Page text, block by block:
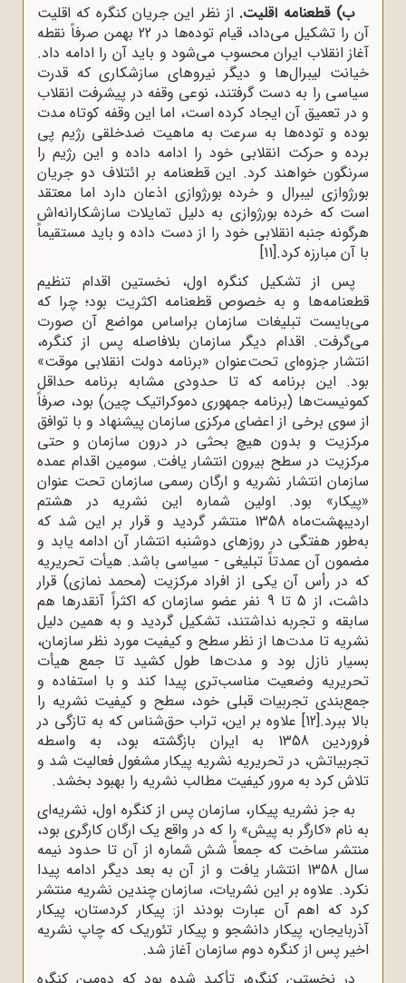
ب) قطعنامه اقلیت. از نظر این جریان کنگره که اقلیت
آن را تشکیل می‌داد، قیام توده‌ها در 22 بهمن صرفاً نقطه
آغاز انقلاب ایران محسوب می‌شود و باید آن را ادامه داد.
خیانت لیبرال‌ها و دیگر نیروهای سازشکاری که قدرت
سیاسی را به دست گرفتند، نوعی وقفه در پیشرفت انقلاب
و در تعمیق آن ایجاد کرده است، اما این وقفه کوتاه ‌مدت
بوده و توده‌ها به سرعت به ماهیت ضدخلقی رژیم پی
برده و حرکت انقلابی خود را ادامه داده و این رژیم را
سرنگون خواهند کرد. این قطعنامه بر ائتلاف دو جریان
بورژوازی لیبرال و خرده بورژوازی اذعان دارد اما معتقد
است که خرده بورژوازی به دلیل تمایلات سازشکارانه‌اش
هرگونه جنبه انقلابی خود را از دست داده و باید مستقیماً
با آن مبارزه کرد.[11]
پس از تشکیل کنگره اول، نخستین اقدام تنظیم
قطعنامه‌ها و به خصوص قطعنامه اکثریت بود؛ چرا که
می‌بایست تبلیغات سازمان براساس مواضع آن صورت
می‌گرفت. اقدام دیگر سازمان بلافاصله پس از کنگره،
انتشار جزوه‌ای تحت‌عنوان «برنامه دولت انقلابی موقت»
بود. این برنامه که تا حدودی مشابه برنامه حداقل
کمونیست‌ها (برنامه جمهوری دموکراتیک چین) بود، صرفاً
از سوی برخی از اعضای مرکزی سازمان پیشنهاد و با توافق
مرکزیت و بدون هیچ بحثی در درون سازمان و حتی
مرکزیت در سطح بیرون انتشار یافت. سومین اقدام عمده
سازمان انتشار نشریه و ارگان رسمی سازمان تحت‌ عنوان
«پیکار» بود. اولین شماره این نشریه در هشتم
اردیبهشت‌ماه 1358 منتشر گردید و قرار بر این شد که
به‌طور هفتگی در روزهای دوشنبه انتشار آن ادامه یابد و
مضمون آن عمدتاً تبلیغی - سیاسی باشد. هیأت تحریریه
که در رأس آن یکی از افراد مرکزیت (محمد نمازی) قرار
داشت، از 5 تا 9 نفر عضو سازمان که اکثراً آنقدرها هم
سابقه و تجربه نداشتند، تشکیل گردید و به همین دلیل
نشریه تا مدت‌ها از نظر سطح و کیفیت مورد نظر سازمان،
بسیار نازل بود و مدت‌ها طول کشید تا جمع هیأت
تحریریه وضعیت مناسب‌تری پیدا کند و با استفاده و
جمع‌بندی تجربیات قبلی خود، سطح و کیفیت نشریه را
بالا ببرد.[12]
علاوه بر این، تراب حق‌شناس که به تازگی در
فروردین 1358 به ایران بازگشته بود، به واسطه
تجربیاتش، در تحریریه نشریه پیکار مشغول فعالیت شد و
تلاش کرد به مرور کیفیت مطالب نشریه را بهبود بخشد.
به جز نشریه پیکار، سازمان پس از کنگره اول، نشریه‌ای
به نام «کارگر به پیش» را که در واقع یک ارگان کارگری بود،
منتشر ساخت که جمعاً شش شماره از آن تا حدود نیمه
سال 1358 انتشار یافت و از آن به بعد دیگر ادامه پیدا
نکرد. علاوه بر این نشریات، سازمان چندین نشریه منتشر
کرد که اهم آن عبارت بودند از: پیکار کردستان، پیکار
آذربایجان، پیکار دانشجو و پیکار تئوریک که چاپ نشریه
اخیر پس از کنگره دوم سازمان آغاز شد.